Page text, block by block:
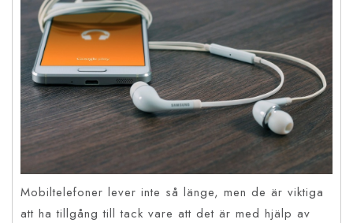
Mobiltelefoner lever inte så länge, men de är viktiga
att ha tillgång till tack vare att det är med hjälp av